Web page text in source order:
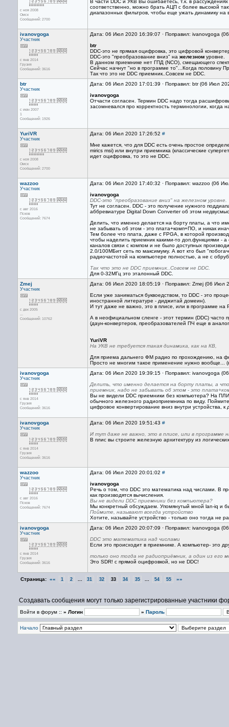
с ноя 2008
Омск
Сообщений: 2700
В части DDC и УКВ Вы ошибаетесь, т.к. в
соответственно, можно брать АЦП с более высокой
диапазонных фильтров, чтобы еще ужать динамику на
ivanovgoga
Участник
с янв 2014
Грузия
Сообщений: 3616
Дата: 06 Июл 2020 16:39:07 · Поправил: ivanovgoga
btr
DDC-это не прямая оцифровка, это цифровой
DDC-это "преобразование вниз" на железном уровне.
В данном приемнике нет ГПД (NCO), смещающего
Сейчас начнут "но в программе то"...Когда половину
Так что это не DDC приемник..Совсем не DDC.
btr
Участник
с июн 2007
1
Сообщений: 1926
Дата: 06 Июл 2020 17:01:39 · Поправил: btr (06 Июл
ivanovgoga
Отчасти согласен. Термин DDC надо тогда
засомневался про корректность терминологии, когда
YuriVR
Участник
с ноя 2008
Омск
Сообщений: 2700
Дата: 06 Июл 2020 17:26:52 #
Мне кажется, что для DDC есть очень простое
mirics msi) или внутри приемника (классические
идет оцифровка, то это не DDC.
wazzoo
Участник
с авг 2016
Псков
Сообщений: 7674
Дата: 06 Июл 2020 17:40:32 · Поправил: wazzoo (06
ivanovgoga
DDC-это "преобразование вниз" на железном уровне.
Тут не согласен. DDC - это получение нужного
аббревиатуре Digital Down Converter об этом
Делить, что именно делается на борту платы, а что
не забывать об этом - это плата+комп+ПО, и никак
Тем более что плата, даже с FPGA, в которой
чтобы наделить приемник какими-то доп.функциями -
каналов связи с компом и не было доступных
2.0/100МБит сеть по максимуму. А вот кто был
радиочастотой на компьютере полностью, а не с
Так что это не DDC приемник..Совсем не DDC.
Для 0-32МГц это эталонный DDC.
Zmej
Участник
с дек 2005
...
Сообщений: 10762
Дата: 06 Июл 2020 18:05:19 · Поправил: Zmej (06 Июл
Если уже заниматься буквоедством, то DDC - это
иностранной литературе - диджитай домеин).
И тут даже не важно, это в плисе, или в программе на
А в неофициальном сленге - этот термин (DDC)
(даун-конвертеров, преобразователей ПЧ еще в
YuriVR
На УКВ не требуется такая динамика, как на КВ,
Для приема дальнего ФМ радио по прохождению, на
Просто не многим такое применение нужно вообще...
ivanovgoga
Участник
с янв 2014
Грузия
Сообщений: 3616
Дата: 06 Июл 2020 19:39:15 · Поправил: ivanovgoga
Делить, что именно делается на борту платы, а
приемник, надо не забывать об этом - это
Вы не видели DDC приемники без компьютера? На
обычного железного радиоприемника по виду.
цифровое конвертирование вниз внутри
ivanovgoga
Участник
с янв 2014
Грузия
Сообщений: 3616
Дата: 06 Июл 2020 19:51:43 #
И тут даже не важно, это в плисе, или в программе
В плис вы строите железную архитектуру из
wazzoo
Участник
с авг 2016
Псков
Сообщений: 7674
Дата: 06 Июл 2020 20:01:02 #
ivanovgoga
Речь о том, что DDC это математика над числами. В
как производятся вычисления.
Вы не видели DDC приемники без компьютера?
Мы конкретный обсуждаем. Упомянутый мной lan-iq и
Поймите, называют всегда устройство
Хотите, называйте устройство - только оно тогда не
ivanovgoga
Участник
с янв 2014
Грузия
Сообщений: 3616
Дата: 06 Июл 2020 20:07:09 · Поправил: ivanovgoga
DDC это математика над числами
Если это происходит в приемнике. А компьютер- это
только оно тогда не радиоприёмник, а один из его
Это SDR! с прямой оцифровкой, но не DDC!
Страница: «« 1 2 31 32 33 34 35 54 55 »»
Создавать сообщения могут только зарегистрированные участники
Войти в форум :: » Логин » Пароль
Начало